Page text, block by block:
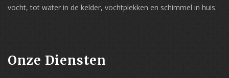
vocht, tot water in de kelder, vochtplekken en schimmel in huis.
Onze Diensten